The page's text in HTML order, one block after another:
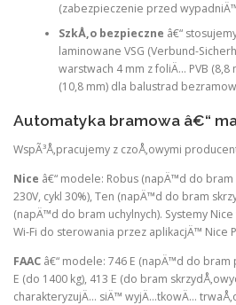
(zabezpieczenie przed
SzkÅ‚o bezpieczne â€“
laminowane VSG (Verbund-
warstwach 4 mm z foliÄ… PVB (8,8
(10,8 mm) dla balustrad
Automatyka bramowa â€“
WspÃ³Å‚pracujemy z czoÅ‚owymi
Nice â€“ modele: Robus (napÄ™d do
230V, cykl 30%), Ten (napÄ™d do bram
(napÄ™d do bram uchylnych). Systemy
Wi-Fi do sterowania przez aplikacjÄ™ Nice
FAAC â€“ modele: 746 E (napÄ™d do bram
E (do 1400 kg), 413 E (do bram
charakteryzujÄ… siÄ™ wyjÄ…tkowÄ…